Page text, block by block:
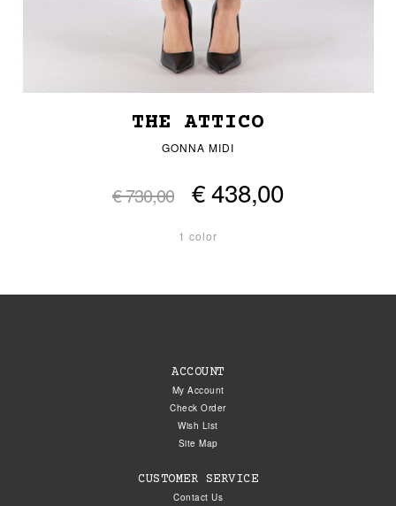
THE ATTICO
GONNA MIDI
€ 730,00 € 438,00
1 color
ACCOUNT
My Account
Check Order
Wish List
Site Map
CUSTOMER SERVICE
Contact Us